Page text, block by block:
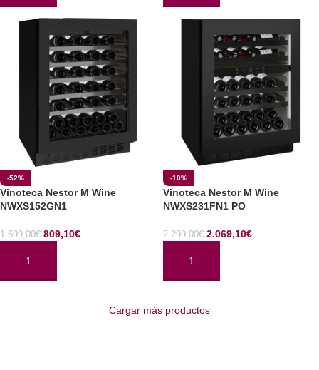
-52%
Vinoteca Nestor M Wine
NWXS152GN1
1.699,00€ 809,10€
AÑADIR AL CARRITO
-10%
Vinoteca Nestor M Wine
NWXS231FN1 PO
2.299,00€ 2.069,10€
AÑADIR AL CARRITO
Cargar más productos